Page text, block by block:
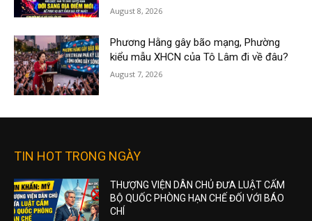
August 8, 2026
Phương Hằng gây bão mạng, Phường
kiểu mẫu XHCN của Tô Lâm đi về đâu?
August 7, 2026
TIN HOT TRONG NGÀY
THƯỢNG VIỆN DÂN CHỦ ĐƯA LUẬT CẤM
BỘ QUỐC PHÒNG HẠN CHẾ ĐỐI VỚI BÁO
CHÍ